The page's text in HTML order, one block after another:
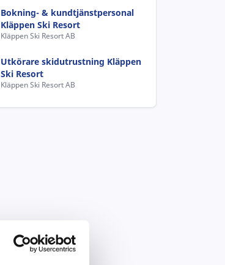
Bokning- & kundtjänstpersonal
Kläppen Ski Resort
Kläppen Ski Resort AB
Utkörare skidutrustning Kläppen
Ski Resort
Kläppen Ski Resort AB